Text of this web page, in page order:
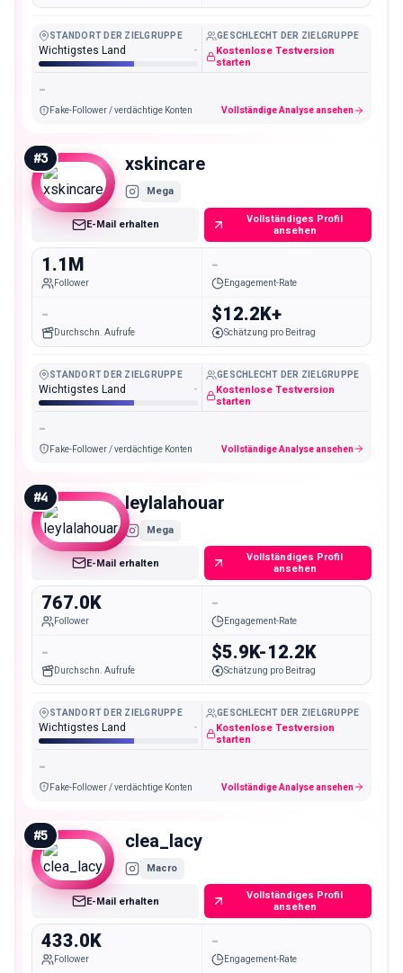
STANDORT DER ZIELGRUPPE
Wichtigstes Land -
GESCHLECHT DER ZIELGRUPPE
Kostenlose Testversion
starten
-
Fake-Follower / verdächtige Konten Vollständige Analyse ansehen
#3 xskincare
Mega
E-Mail erhalten
Vollständiges Profil
ansehen
1.1M
Follower
-
Engagement-Rate
-
Durchschn. Aufrufe
$12.2K+
Schätzung pro Beitrag
STANDORT DER ZIELGRUPPE
Wichtigstes Land -
GESCHLECHT DER ZIELGRUPPE
Kostenlose Testversion
starten
-
Fake-Follower / verdächtige Konten Vollständige Analyse ansehen
#4 leylalahouar
Mega
E-Mail erhalten
Vollständiges Profil
ansehen
767.0K
Follower
-
Engagement-Rate
-
Durchschn. Aufrufe
$5.9K-12.2K
Schätzung pro Beitrag
STANDORT DER ZIELGRUPPE
Wichtigstes Land -
GESCHLECHT DER ZIELGRUPPE
Kostenlose Testversion
starten
-
Fake-Follower / verdächtige Konten Vollständige Analyse ansehen
#5 clea_lacy
Macro
E-Mail erhalten
Vollständiges Profil
ansehen
433.0K
Follower
-
Engagement-Rate